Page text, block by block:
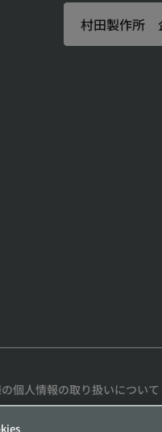
村田製作所
個人情報の取り扱いについて